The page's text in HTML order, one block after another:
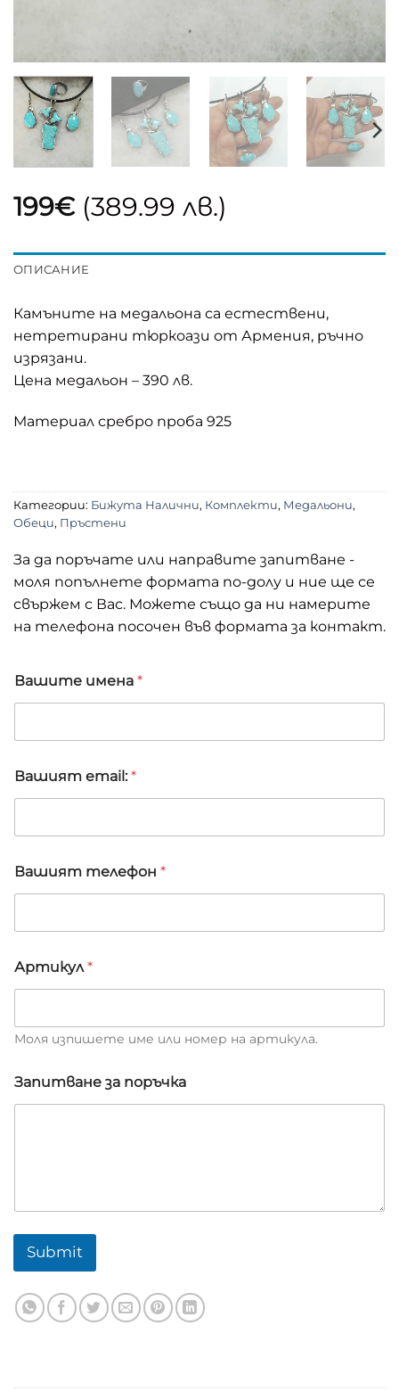
199€ (389.99 лв.)
ОПИСАНИЕ
Камъните на медальона са естествени,
нетретирани тюркоази от Армения, ръчно
изрязани.
Цена медальон – 390 лв.
Материал сребро проба 925
Категории: Бижута Налични, Комплекти, Медальони,
Обеци, Пръстени
За да поръчате или направите запитване -
моля попълнете формата по-долу и ние ще се
свържем с Вас. Можете също да ни намерите
на телефона посочен във формата за контакт.
Вашите имена *
Вашият email: *
а
п
т
а
н
е
т
е
е
Вашият телефон *
Артикул*
Моля изпишете име или номер на артикула.
Запитване за поръчка
Submit